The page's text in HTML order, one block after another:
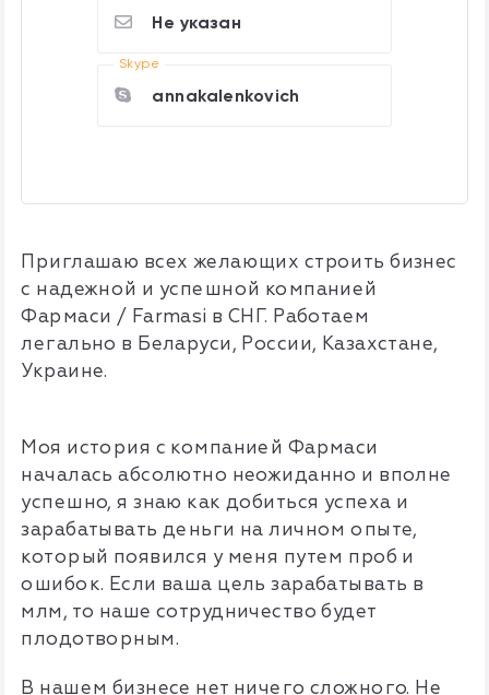
Не указан
Skype
annakalenkovich
Приглашаю всех желающих строить бизнес
с надежной и успешной компанией
Фармаси / Farmasi в СНГ. Работаем
легально в Беларуси, России, Казахстане,
Украине.
Моя история с компанией Фармаси
началась абсолютно неожиданно и вполне
успешно, я знаю как добиться успеха и
зарабатывать деньги на личном опыте,
который появился у меня путем проб и
ошибок. Если ваша цель зарабатывать в
млм, то наше сотрудничество будет
плодотворным.
В нашем бизнесе нет ничего сложного. Не